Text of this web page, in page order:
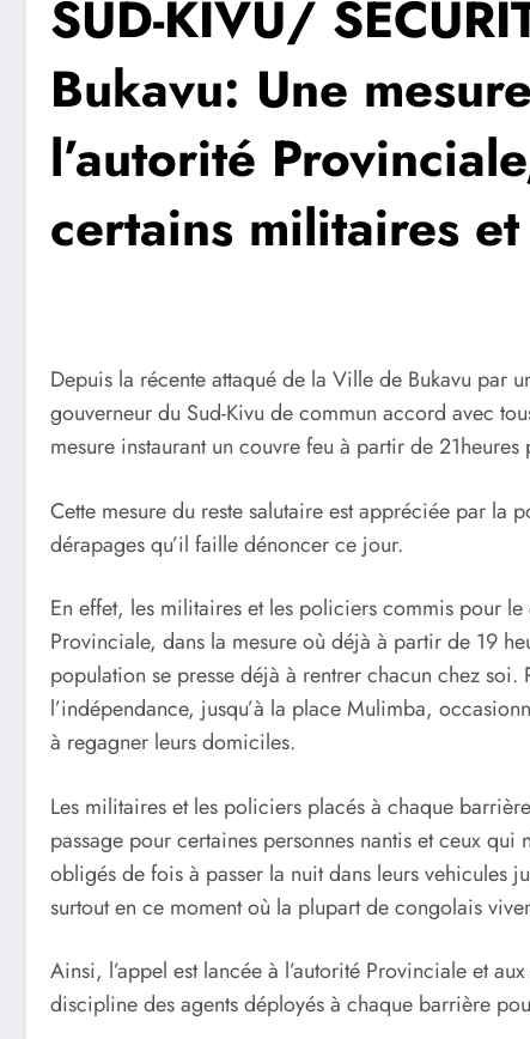
SUD-KIVU/
Bukavu: Une
l’autorité
certains militaires
Depuis la récente attaqué de la Ville de Bukavu par
gouverneur du Sud-Kivu de commun accord avec
mesure instaurant un couvre feu à partir de 21heures
Cette mesure du reste salutaire est appréciée par la
dérapages qu’il faille dénoncer ce jour.
En effet, les militaires et les policiers commis pour le
Provinciale, dans la mesure où déjà à partir de 19
population se presse déjà à rentrer chacun chez
l’indépendance, jusqu’à la place Mulimba,
à regagner leurs domiciles.
Les militaires et les policiers placés à chaque
passage pour certaines personnes nantis et ceux qui
obligés de fois à passer la nuit dans leurs vehicules
surtout en ce moment où la plupart de congolais
Ainsi, l’appel est lancée à l’autorité Provinciale et
discipline des agents déployés à chaque barrière